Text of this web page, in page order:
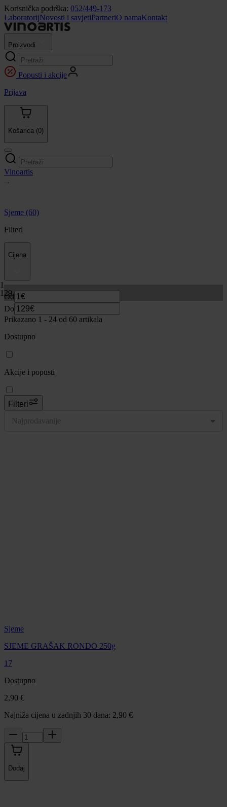
Korisnička podrška: 052/449-173
LaboratorijNovosti i savjetiPartneriO namaKontakt
Proizvodi
Popusti i akcije
Prijava
Košarica (0)
Vinoartis
Sjeme (60)
Filteri
Cijena
1
129
Od
Do
Prikazano 1 - 24 od 60 artikala
Dostupno
Akcije i popusti
Filteri
Najprodavanije
Sjeme
SJEME GRAŠAK RONDO 250g
17
Dostupno
2,90 €
Najniža cijena u zadnjih 30 dana: 2,90 €
Dodaj